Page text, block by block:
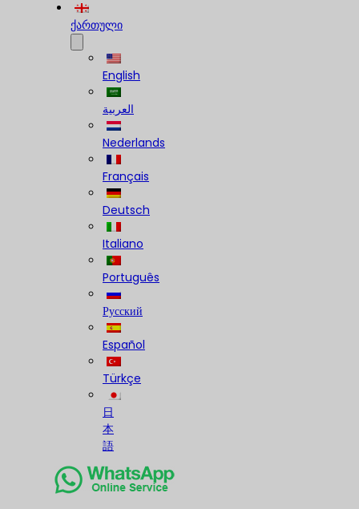
ქართული
English
العربية
Nederlands
Français
Deutsch
Italiano
Português
Русский
Español
Türkçe
日
本
語